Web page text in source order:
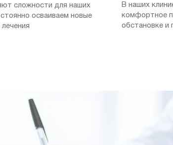
сложности для наших
осваиваем новые
В наших
комфортное
обстановке и